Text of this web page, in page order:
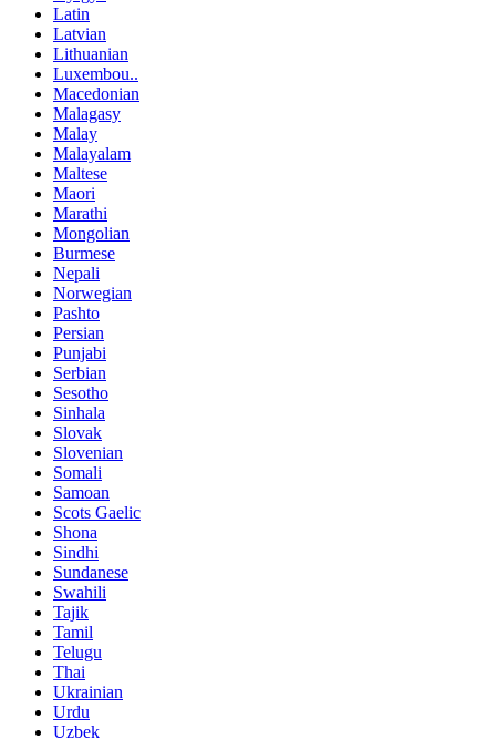
Latin
Latvian
Lithuanian
Luxembou..
Macedonian
Malagasy
Malay
Malayalam
Maltese
Maori
Marathi
Mongolian
Burmese
Nepali
Norwegian
Pashto
Persian
Punjabi
Serbian
Sesotho
Sinhala
Slovak
Slovenian
Somali
Samoan
Scots Gaelic
Shona
Sindhi
Sundanese
Swahili
Tajik
Tamil
Telugu
Thai
Ukrainian
Urdu
Uzbek